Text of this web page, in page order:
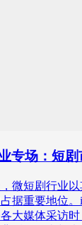
专场：短
微短剧行业
据重要地位。
大媒体采访